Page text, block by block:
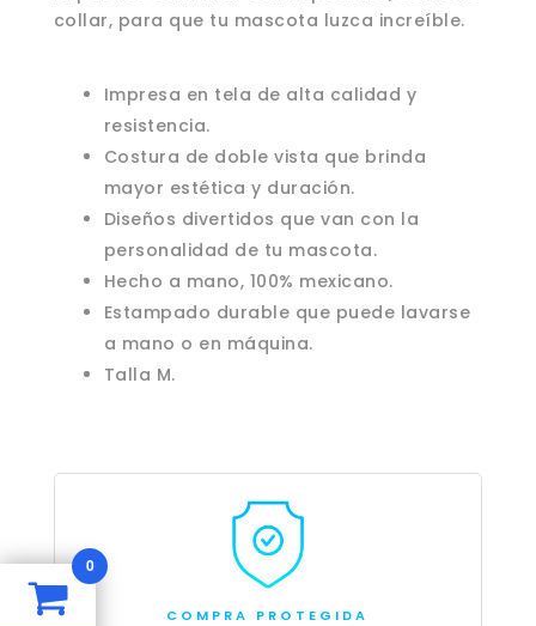
collar, para que tu mascota luzca increíble.
Impresa en tela de alta calidad y
resistencia.
Costura de doble vista que brinda
mayor estética y duración.
Diseños divertidos que van con la
personalidad de tu mascota.
Hecho a mano, 100% mexicano.
Estampado durable que puede lavarse
a mano o en máquina.
Talla M.
COMPRA PROTEGIDA
0